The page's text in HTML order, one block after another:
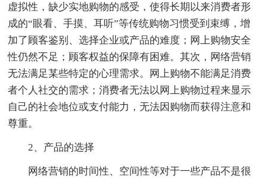
虚拟性，缺少实地购物的感受，使得长期以来消费者形
成的“眼看、手摸、耳听”等传统购物习惯受到束缚，增
加了顾客鉴别、选择企业或产品的难度；网上购物安全
性仍然不足；顾客权益的保障有困难。其次，网络营销
无法满足某些特定的心理需求。网上购物不能满足消费
者个人社交的需求；消费者无法以网上购物过程来显示
自己的社会地位或支付能力，无法因购物而获得注意和
尊重。
2、产品的选择
网络营销的时间性、空间性等对于一些产品不是很